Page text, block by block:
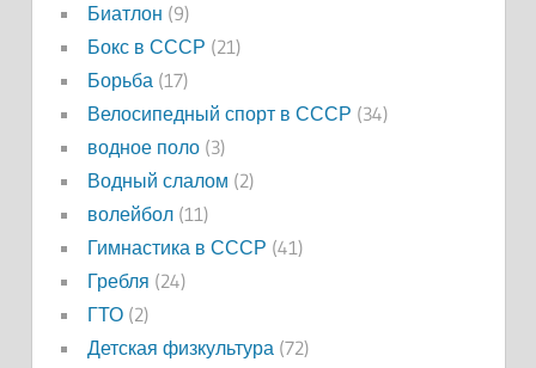
Биатлон (9)
Бокс в СССР (21)
Борьба(17)
Велосипедный спорт в СССР (34)
водное поло(3)
Водный слалом (2)
волейбол(11)
Гимнастика в СССР (41)
Гребля (24)
ГТО(2)
Детская физкультура(72)